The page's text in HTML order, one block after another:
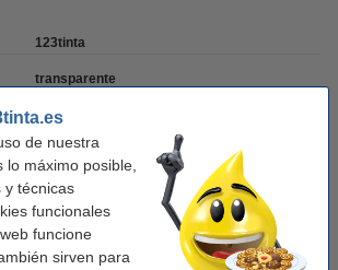
de nuestra
lo máximo posible,
y técnicas
funcionales
funcione
sirven para
123tinta
transparente
polipropileno
30 micras
A4 vertical
21 orificios